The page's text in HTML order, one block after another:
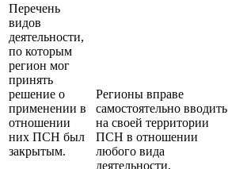
Перечень
видов
деятельности,
по которым
регион мог
принять
решение о
применении в
отношении
них ПСН был
закрытым.
Регионы вправе
самостоятельно вводить
на своей территории
ПСН в отношении
любого вида
деятельности,